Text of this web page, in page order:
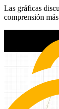
Las gráficas
comprensión